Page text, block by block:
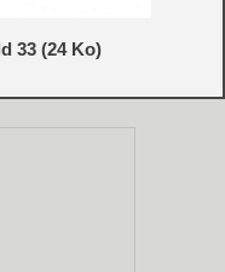
33 (24 Ko)